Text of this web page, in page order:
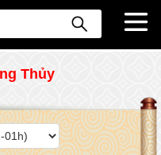
Thủy